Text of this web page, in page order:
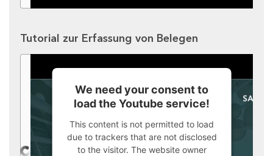
Tutorial zur Erfassung von Belegen
We need your consent to
load the Youtube service!
This content is not permitted to load
due to trackers that are not disclosed
to the visitor. The website owner